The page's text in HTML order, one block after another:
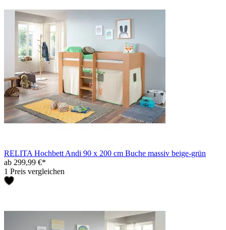
RELITA Hochbett Andi 90 x 200 cm Buche massiv beige-grün
ab 299,99 €*
1 Preis vergleichen